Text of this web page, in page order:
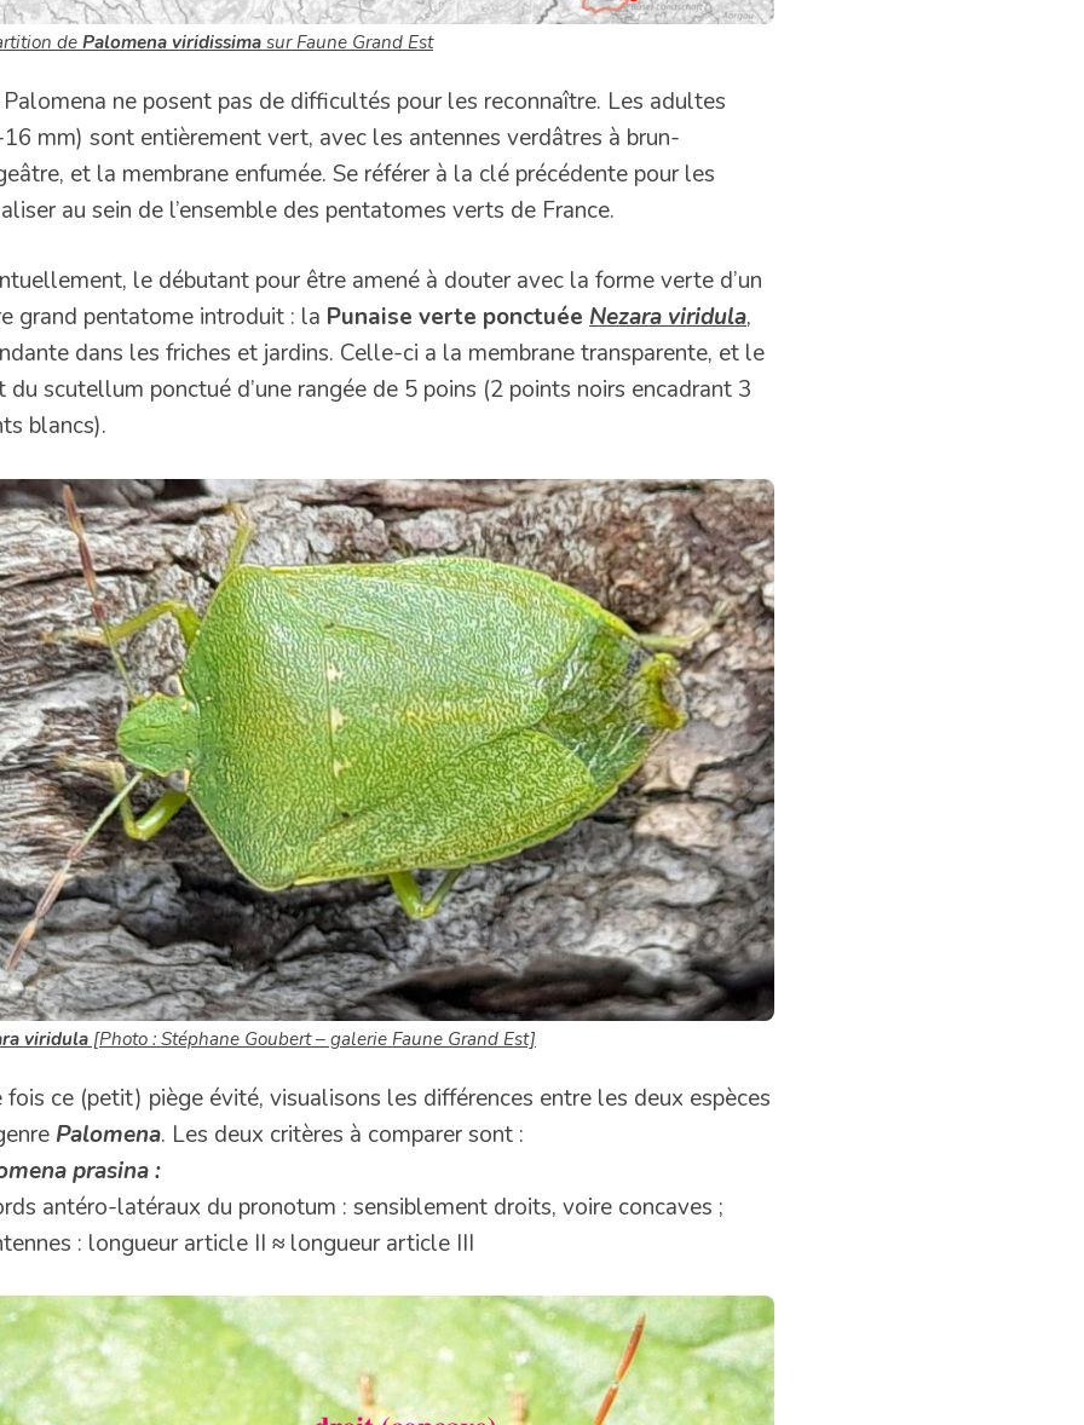
de Palomena viridissima sur Faune Grand Est
ne posent pas de difficultés pour les reconnaître. Les adultes
mm) sont entièrement vert, avec les antennes verdâtres à brun-
et la membrane enfumée. Se référer à la clé précédente pour les
au sein de l’ensemble des pentatomes verts de France.
le débutant pour être amené à douter avec la forme verte d’un
grand pentatome introduit : la Punaise verte ponctuée Nezara viridula,
dans les friches et jardins. Celle-ci a la membrane transparente, et le
du scutellum ponctué d’une rangée de 5 poins (2 points noirs encadrant 3
blancs).
viridula [Photo : Stéphane Goubert – galerie Faune Grand Est]
fois ce (petit) piège évité, visualisons les différences entre les deux espèces
Palomena. Les deux critères à comparer sont :
prasina :
antéro-latéraux du pronotum : sensiblement droits, voire concaves ;
: longueur article II ≈ longueur article III